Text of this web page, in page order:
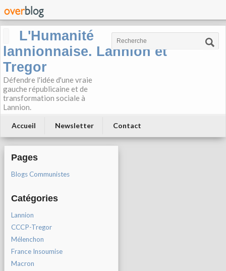
L'Humanité
lannionnaise. Lannion et
Tregor
Défendre l'idée d'une vraie
gauche républicaine et de
transformation sociale à
Lannion.
Accueil Newsletter Contact
Pages
Blogs Communistes
Catégories
Lannion
CCCP-Tregor
Mélenchon
France Insoumise
Macron